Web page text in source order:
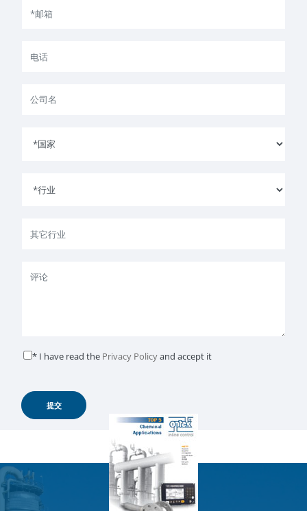
* I have read the Privacy Policyand accept it